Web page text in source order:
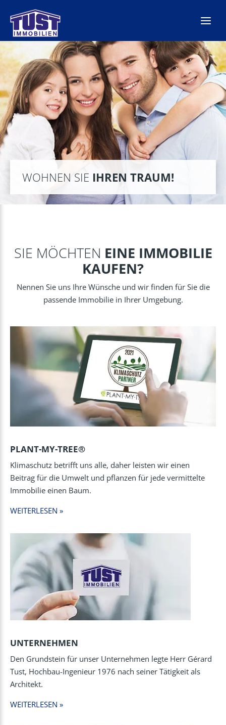
Inhalt
springen
WOHNEN SIE IHREN TRAUM!
SIE MÖCHTEN EINE IMMOBILIE
KAUFEN?
Nennen Sie uns Ihre Wünsche und wir finden für Sie die
passende Immobilie in Ihrer Umgebung.
PLANT-MY-TREE®
Klimaschutz betrifft uns alle, daher leisten wir einen
Beitrag für die Umwelt und pflanzen für jede vermittelte
Immobilie einen Baum.
WEITERLESEN »
UNTERNEHMEN
Den Grundstein für unser Unternehmen legte Herr Gérard
Tust, Hochbau-Ingenieur 1976 nach seiner Tätigkeit als
Architekt.
WEITERLESEN »